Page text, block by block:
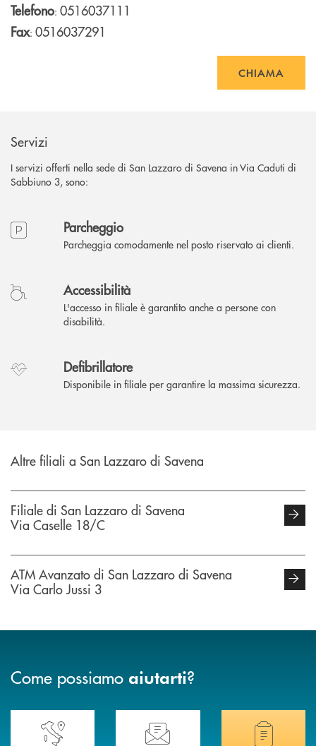
Telefono: 0516037111
Fax: 0516037291
CHIAMA
Servizi
I servizi offerti nella sede di San Lazzaro di Savena in Via Caduti di
Sabbiuno 3, sono:
Parcheggio
Parcheggia comodamente nel posto riservato ai clienti.
Accessibilità
L'accesso in filiale è garantito anche a persone con
disabilità.
Defibrillatore
Disponibile in filiale per garantire la massima sicurezza.
Altre filiali a San Lazzaro di Savena
Filiale di San Lazzaro di Savena
Via Caselle 18/C
ATM Avanzato di San Lazzaro di Savena
Via Carlo Jussi 3
Come possiamo aiutarti?
Accedi all' elenco completo delle nostre&nbsp; filiali .
Ti serve assistenza immediata? Contattaci!
Hai bisogno di